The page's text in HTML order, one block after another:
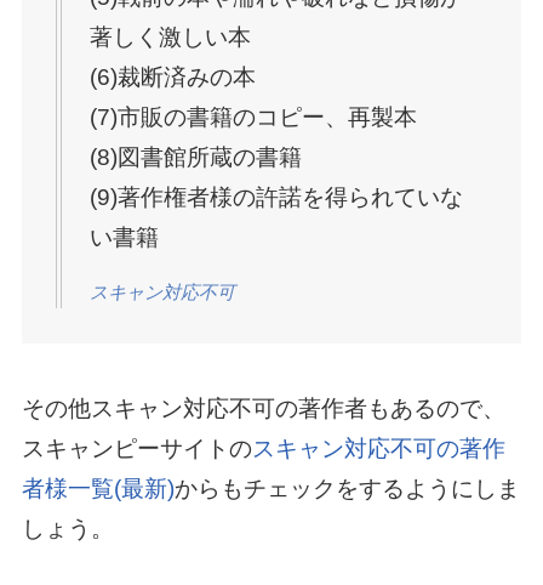
著しく激しい本
(6)裁断済みの本
(7)市販の書籍のコピー、再製本
(8)図書館所蔵の書籍
(9)著作権者様の許諾を得られていな
い書籍
スキャン対応不可
その他スキャン対応不可の著作者もあるので、
スキャンピーサイトのスキャン対応不可の著作
者様一覧(最新)からもチェックをするようにしま
しょう。